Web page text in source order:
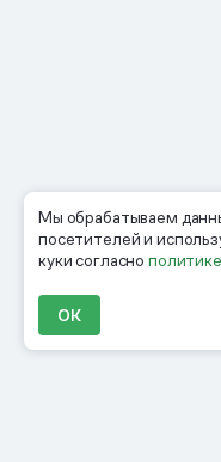
Мы обрабатываем
посетителей и
куки согласнополитике
ОК